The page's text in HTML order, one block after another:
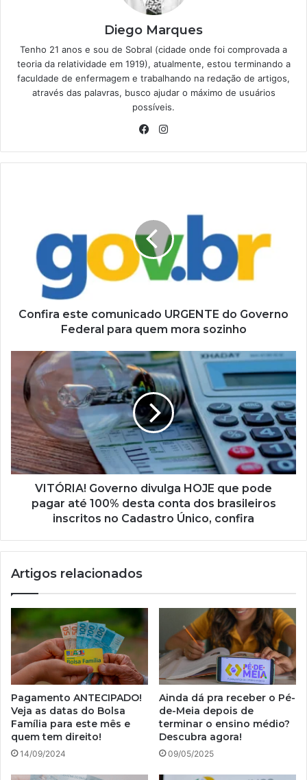
Diego Marques
Tenho 21 anos e sou de Sobral (cidade onde foi comprovada a
teoria da relatividade em 1919), atualmente, estou terminando a
faculdade de enfermagem e trabalhando na redação de artigos,
através das palavras, busco ajudar o máximo de usuários
possíveis.
Facebook
Governo
Federal
mora
Confira este comunicado URGENTE do Governo
Federal para quem mora sozinho
VITÓRIA!
Governo
divulga
HOJE
que
pode
pagar
até
100%
conta
inscritos
Cadastro
VITÓRIA! Governo divulga HOJE que pode
pagar até 100% desta conta dos brasileiros
inscritos no Cadastro Único, confira
Artigos relacionados
Pagamento ANTECIPADO!
Veja as datas do Bolsa
Família para este mês e
quem tem direito!
14/09/2024
Ainda dá pra receber o Pé-
de-Meia depois de
terminar o ensino médio?
Descubra agora!
09/05/2025